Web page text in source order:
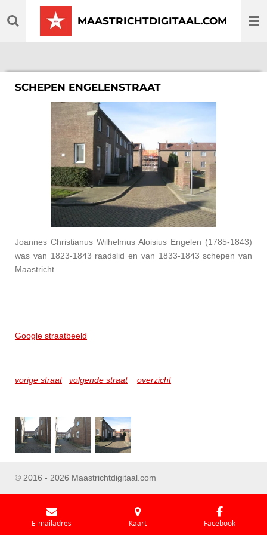
direct
MAASTRICHTDIGITAAL.COM
SCHEPEN ENGELENSTRAAT
Joannes Christianus Wilhelmus Aloisius Engelen (1785-1843)
was van 1823-1843 raadslid en van 1833-1843 schepen van
Maastricht.
Google straatbeeld
vorige straat volgende straat overzicht
© 2016 - 2026 Maastrichtdigitaal.com
E-mailadres Kaart Facebook